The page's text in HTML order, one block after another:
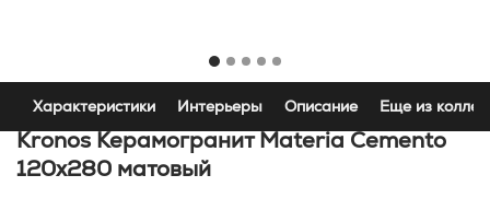
Характеристики Интерьеры Описание Еще из
Kronos Керамогранит Materia Cemento
120x280 матовый